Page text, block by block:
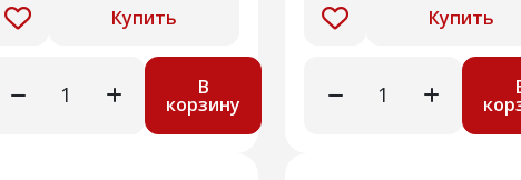
Купить
В
корзину
Купить